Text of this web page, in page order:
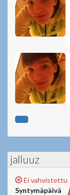
jalluuz
Ei vahvistettu
Syntymäpäivä